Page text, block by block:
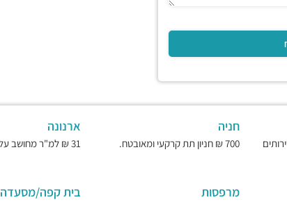
חניה
700 ₪ חניון תת קרקעי ומאובטח.
ארנונה
31 ₪ למ"ר מחושב על השטח נטו!
מרפסות בית קפה/מסעדה